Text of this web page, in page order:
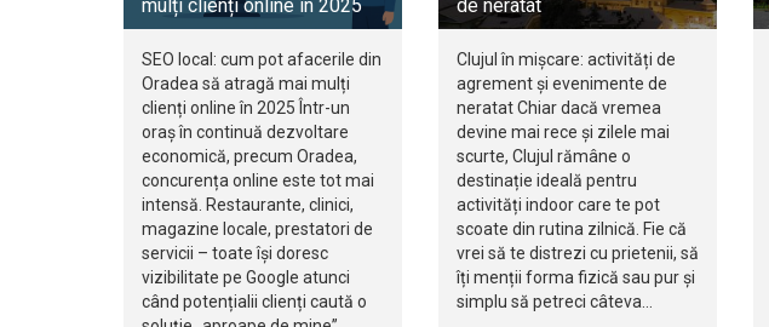
mulți clienți online în 2025
SEO local: cum pot afacerile din
Oradea să atragă mai mulți
clienți online în 2025 Într-un
oraș în continuă dezvoltare
economică, precum Oradea,
concurența online este tot mai
intensă. Restaurante, clinici,
magazine locale, prestatori de
servicii – toate își doresc
vizibilitate pe Google atunci
când potențialii clienți caută o
de neratat
Clujul în mișcare: activități de
agrement și evenimente de
neratat Chiar dacă vremea
devine mai rece și zilele mai
scurte, Clujul rămâne o
destinație ideală pentru
activități indoor care te pot
scoate din rutina zilnică. Fie că
vrei să te distrezi cu prietenii, să
îți menții forma fizică sau pur și
simplu să petreci câteva…